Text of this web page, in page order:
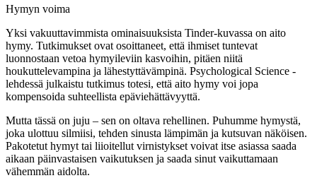
Hymyn voima
Yksi vakuuttavimmista ominaisuuksista Tinder-kuvassa on aito
hymy. Tutkimukset ovat osoittaneet, että ihmiset tuntevat
luonnostaan vetoa hymyileviin kasvoihin, pitäen niitä
houkuttelevampina ja lähestyttävämpinä. Psychological Science -
lehdessä julkaistu tutkimus totesi, että aito hymy voi jopa
kompensoida suhteellista epäviehättävyyttä.
Mutta tässä on juju – sen on oltava rehellinen. Puhumme hymystä,
joka ulottuu silmiisi, tehden sinusta lämpimän ja kutsuvan näköisen.
Pakotetut hymyt tai liioitellut virnistykset voivat itse asiassa saada
aikaan päinvastaisen vaikutuksen ja saada sinut vaikuttamaan
vähemmän aidolta.